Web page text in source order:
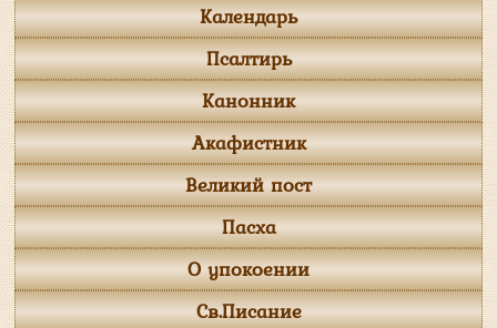
Календарь
Псалтирь
Канонник
Акафистник
Великий пост
Пасха
О упокоении
Св.Писание